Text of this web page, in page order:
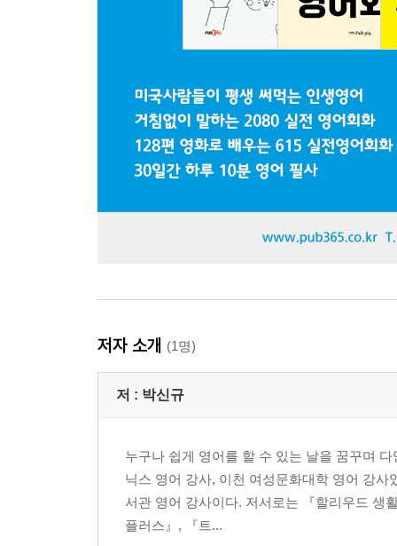
저자 소개 (1명)
저 : 박신규
누구나 쉽게 영어를 할 수 있는 날을 꿈꾸며
닉스 영어 강사, 이천 여성문화대학 영어 강
서관 영어 강사이다. 저서로는 『할리우드 생
플러스』, 『트...